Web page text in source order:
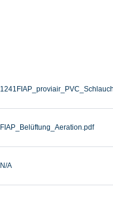
FIAP_Belüftung_Aeration.pdf
N/A